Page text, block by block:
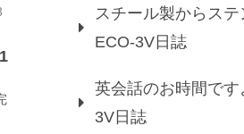
スチール製からス
ECO-3V日誌
英会話のお時間で
3V日誌